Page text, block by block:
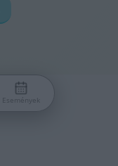
Események